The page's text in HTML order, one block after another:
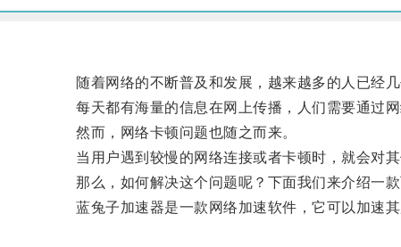
随着网络的不断普及和发展，越来越多的人已经几
每天都有海量的信息在网上传播，人们需要通过网
然而，网络卡顿问题也随之而来。
当用户遇到较慢的网络连接或者卡顿时，就会对其
那么，如何解决这个问题呢？下面我们来介绍一
蓝兔子加速器是一款网络加速软件，它可以加速其